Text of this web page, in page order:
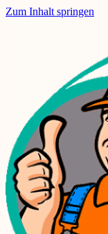
Zum Inhalt springen